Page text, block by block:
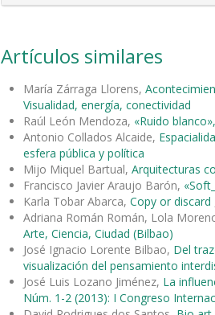
Artículos similares
María Zárraga Llorens,
Visualidad, energía, conectividad
Raúl León Mendoza, «Ruido
Antonio Collados Alcaide,
esfera pública y política
Mijo Miquel Bartual, Arquitecturas
Francisco Javier Araujo Barón,
Karla Tobar Abarca, Copy or discard
Adriana Román Román, Lola
Arte, Ciencia, Ciudad (Bilbao)
José Ignacio Lorente Bilbao, Del
visualización del pensamiento
José Luis Lozano Jiménez, La
Núm. 1-2 (2013): I Congreso